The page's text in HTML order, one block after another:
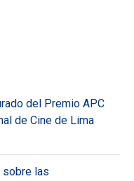
del Premio APC
de Cine de Lima
sobre las